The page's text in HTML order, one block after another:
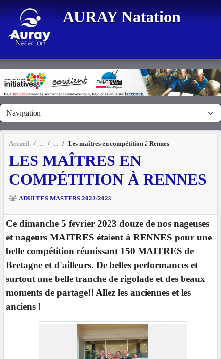
AURAY Natation
Accueil Les maîtres en compétition à Rennes
LES MAÎTRES EN
COMPÉTITION À RENNES
ADULTES MASTERS 2022/2023
Ce dimanche 5 février 2023 douze de nos nageuses
et nageurs MAITRES étaient à RENNES pour une
belle compétition réunissant 150 MAITRES de
Bretagne et d'ailleurs. De belles performances et
surtout une belle tranche de rigolade et des beaux
moments de partage!! Allez les anciennes et les
anciens !
Panneau de gestion des cookies